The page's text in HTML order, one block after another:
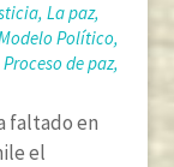
, La paz,
Político,
Proceso de paz,
faltado en
el